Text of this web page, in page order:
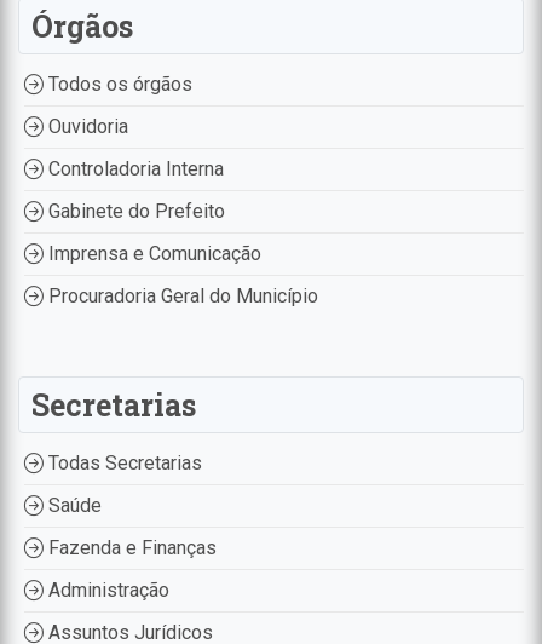
Órgãos
Todos os órgãos
Ouvidoria
Controladoria Interna
Gabinete do Prefeito
Imprensa e Comunicação
Procuradoria Geral do Município
Secretarias
Todas Secretarias
Saúde
Fazenda e Finanças
Administração
Assuntos Jurídicos